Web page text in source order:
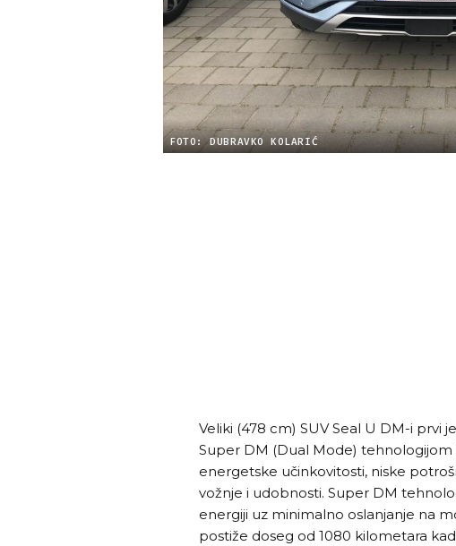
FOTO: DUBRAVKO KOLARIĆ
Veliki (478 cm) SUV Seal U DM-i prvi
Super DM (Dual Mode)
energetske učinkovitosti, niske
vožnje i udobnosti. Super DM
energiji uz minimalno oslanjanje na
postiže doseg od 1080 kilometara